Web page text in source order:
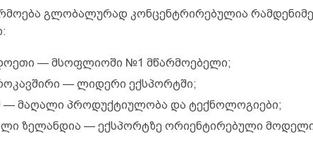
გლობალურად კონცენტრირებულია
— მსოფლიოში №1 მწარმოებელი;
— ლიდერი ექსპორტში;
— მაღალი პროდუქტიულობა და ტექნოლოგიები;
ზელანდია — ექსპორტზე ორიენტირებული